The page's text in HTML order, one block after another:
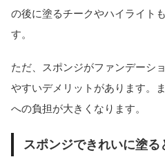
の後に塗るチークやハイライト
す。
ただ、スポンジがファンデーシ
やすいデメリットがあります。
への負担が大きくなります。
スポンジできれいに塗る